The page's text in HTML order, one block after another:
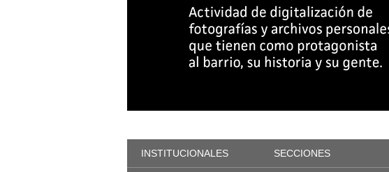
INSTITUCIONALES SECCIONES